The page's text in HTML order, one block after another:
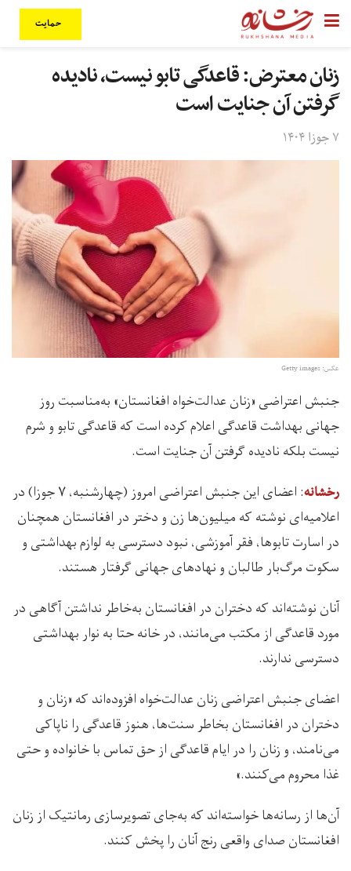
حمایت
زنان معترض: قاعدگی تابو نیست، نادیده‌
گرفتن آن جنایت است
۷ جوزا ۱۴۰۴
عکس: Getty images
جنبش اعتراضی «زنان عدالت‌خواه افغانستان» به‌مناسبت روز
جهانی بهداشت قاعدگی اعلام کرده است که قاعدگی تابو و شرم
نیست بلکه نادیده‌ گرفتن آن جنایت است.
رخشانه
: اعضای این جنبش اعتراضی امروز (چهارشنبه، ۷ جوزا) در
اعلامیه‌‌ای نوشته که میلیون‌ها زن و دختر در افغانستان همچنان
در اسارت تابوها، فقر آموزشی، نبود دسترسی به لوازم بهداشتی و
سکوت مرگ‌بار طالبان و نهادهای جهانی گرفتار هستند.
آنان نوشته‌اند که دختران در افغانستان به‌خاطر نداشتن آگاهی در
مورد قاعدگی از مکتب می‌مانند، در خانه حتا به نوار بهداشتی
دسترسی ندارند.
اعضای جنبش اعتراضی زنان عدالت‌خواه افزوده‌اند که «زنان و
دختران در افغانستان بخاطر سنت‌ها، هنوز قاعدگی را ناپاکی
می‌نامند، و زنان را در ایام قاعدگی از حق تماس با خانواده و حتی
غذا محروم می‌کنند.»
آن‌ها از رسانه‌ها‌ خواسته‌اند که به‌جای تصویرسازی رمانتیک از زنان
افغانستان صدای واقعی رنج آنان را پخش کنند.